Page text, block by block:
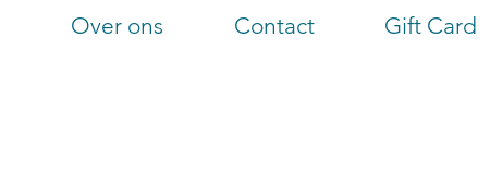
Over ons Contact Gift Card